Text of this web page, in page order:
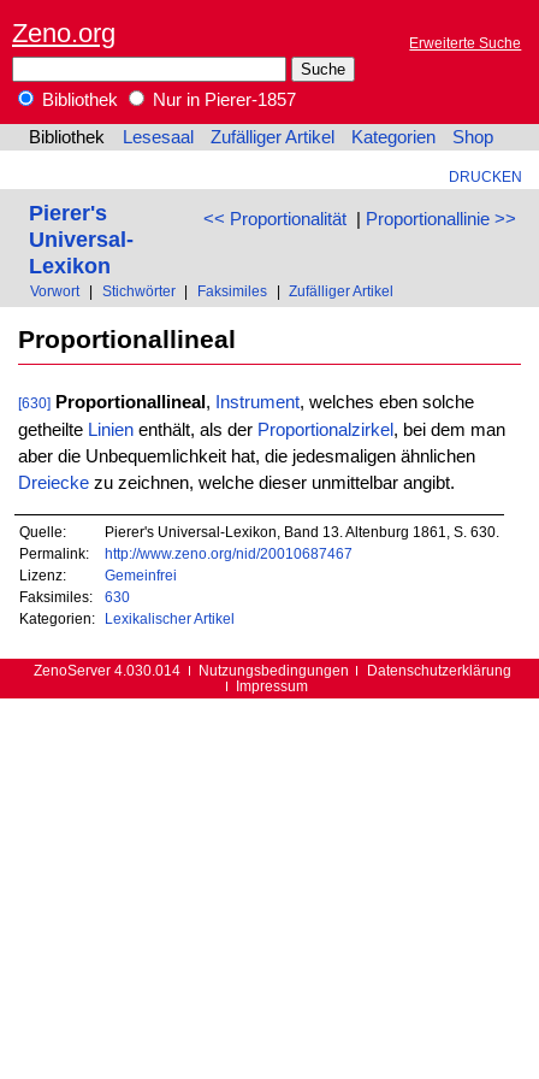
Zeno.org Erweiterte Suche
Bibliothek
Nur in Pierer-1857
Bibliothek
Lesesaal Zufälliger Artikel Kategorien Shop
DRUCKEN
<< Proportionalität| Proportionallinie >>
Pierer's
Universal-
Lexikon
Vorwort Stichwörter Faksimiles Zufälliger Artikel
Proportionallineal
[630] Proportionallineal , Instrument, welches eben solche
getheilte Linienenthält, als der Proportionalzirkel , bei dem man
aber die Unbequemlichkeit hat, die jedesmaligen ähnlichen
Dreieckezu zeichnen, welche dieser unmittelbar angibt.
Quelle:
Pierer's Universal-Lexikon, Band 13. Altenburg 1861, S. 630.
Permalink:
http://www.zeno.org/nid/20010687467
Lizenz:
Gemeinfrei
Faksimiles:
630
Kategorien:
Lexikalischer Artikel
ZenoServer 4.030.014 Nutzungsbedingungen
Datenschutzerklärung
Impressum